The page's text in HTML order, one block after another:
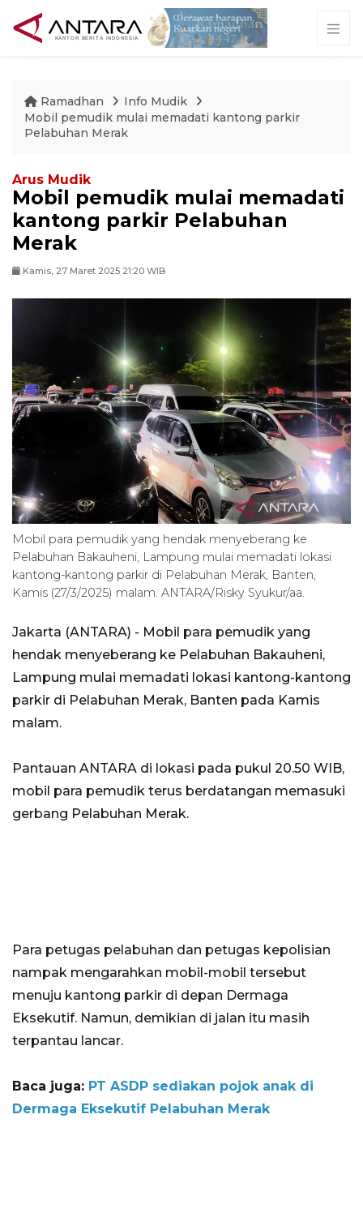
Ramadhan
Info Mudik
Mobil pemudik mulai memadati kantong parkir
Pelabuhan Merak
Arus Mudik
Mobil pemudik mulai memadati
kantong parkir Pelabuhan
Merak
Kamis, 27 Maret 2025 21:20 WIB
Mobil para pemudik yang hendak menyeberang ke
Pelabuhan Bakauheni, Lampung mulai memadati lokasi
kantong-kantong parkir di Pelabuhan Merak, Banten,
Kamis (27/3/2025) malam. ANTARA/Risky Syukur/aa.
Jakarta (ANTARA) - Mobil para pemudik yang
hendak menyeberang ke Pelabuhan Bakauheni,
Lampung mulai memadati lokasi kantong-kantong
parkir di Pelabuhan Merak, Banten pada Kamis
malam.
Pantauan ANTARA di lokasi pada pukul 20.50 WIB,
mobil para pemudik terus berdatangan memasuki
gerbang Pelabuhan Merak.
Para petugas pelabuhan dan petugas kepolisian
nampak mengarahkan mobil-mobil tersebut
menuju kantong parkir di depan Dermaga
Eksekutif. Namun, demikian di jalan itu masih
terpantau lancar.
Baca juga: PT ASDP sediakan pojok anak di
Dermaga Eksekutif Pelabuhan Merak